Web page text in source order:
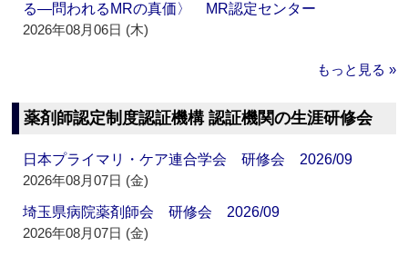
る―問われるMRの真価〉 MR認定センター
2026年08月06日 (木)
もっと見る »
薬剤師認定制度認証機構 認証機関の生涯研修会
日本プライマリ・ケア連合学会 研修会 2026/09
2026年08月07日 (金)
埼玉県病院薬剤師会 研修会 2026/09
2026年08月07日 (金)